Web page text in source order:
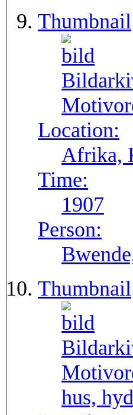
Thumbnail
Location:
Afrika,
Time:
1907
Person:
Thumbnail
hus,